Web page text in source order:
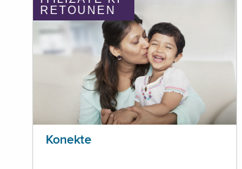
RETOUNEN
Konekte